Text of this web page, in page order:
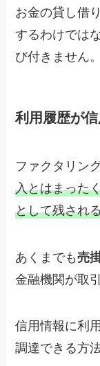
お金の貸し借
するわけでは
び付きません。
利用履歴が
ファクタリン
入とはまった
として残され
あくまでも売
金融機関が取
信用情報に利
調達できる方